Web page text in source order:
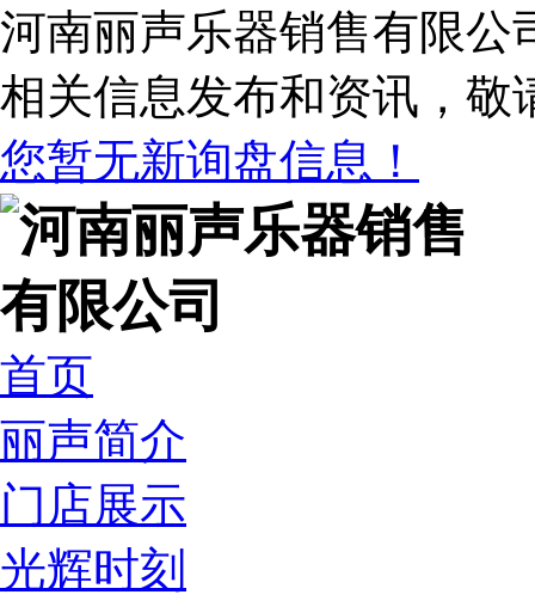
河南丽声乐器销售有限公
相关信息发布和资讯，敬
您暂无新询盘信息！
首页
丽声简介
门店展示
光辉时刻